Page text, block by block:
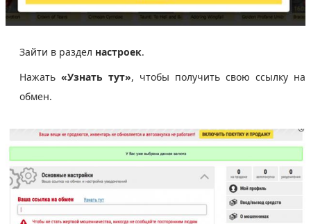
Зайти в раздел настроек.
Нажать «Узнать тут», чтобы получить свою ссылку на
обмен.